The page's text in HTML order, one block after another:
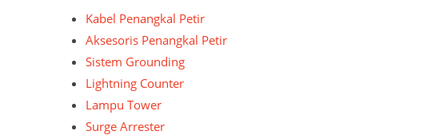
Kabel Penangkal Petir
Aksesoris Penangkal Petir
Sistem Grounding
Lightning Counter
Lampu Tower
Surge Arrester